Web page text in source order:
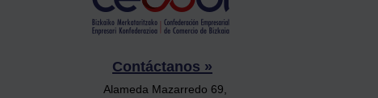
Contáctanos »
Alameda Mazarredo 69,